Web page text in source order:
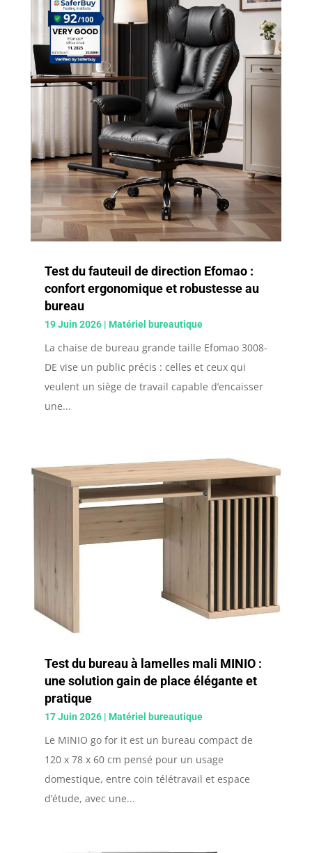
Test du fauteuil de direction Efomao :
confort ergonomique et robustesse au
bureau
19 Juin 2026| Matériel bureautique
La chaise de bureau grande taille Efomao 3008-
DE vise un public précis : celles et ceux qui
veulent un siège de travail capable d’encaisser
une...
Test du bureau à lamelles mali MINIO :
une solution gain de place élégante et
pratique
17 Juin 2026| Matériel bureautique
Le MINIO go for it est un bureau compact de
120 x 78 x 60 cm pensé pour un usage
domestique, entre coin télétravail et espace
d’étude, avec une...